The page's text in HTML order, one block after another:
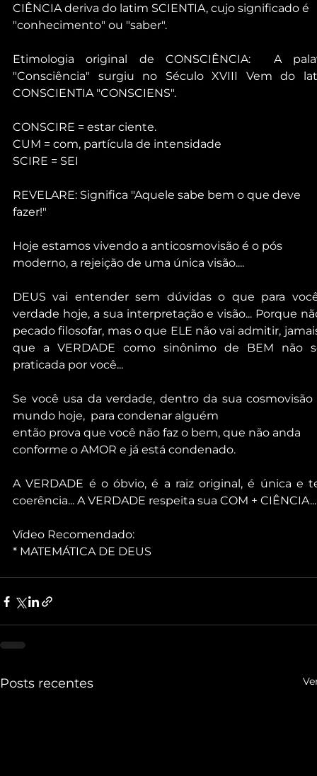
CIÊNCIA deriva do latim SCIENTIA, cujo significado é
"conhecimento" ou "saber".
Etimologia original de CONSCIÊNCIA:  A
"Consciência" surgiu no Século XVIII Vem do
CONSCIENTIA "CONSCIENS".
CONSCIRE = estar ciente.
CUM = com, partícula de intensidade
SCIRE = SEI
REVELARE: Significa "Aquele sabe bem o que deve
fazer!"
Hoje estamos vivendo a anticosmovisão é o pós
moderno, a rejeição de uma única visão....
DEUS vai entender sem dúvidas o que para
verdade hoje, a sua interpretação e visão... Porque
pecado filosofar, mas o que ELE não vai admitir,
que a VERDADE como sinônimo de BEM não
praticada por você...
Se você usa da verdade, dentro da sua cosmovisão
mundo hoje,  para condenar alguém
então prova que você não faz o bem, que não anda
conforme o AMOR e já está condenado.
A VERDADE é o óbvio, é a raiz original, é única e
coerência... A VERDADE respeita sua COM + CIÊNCIA...
Vídeo Recomendado:
* MATEMÁTICA DE DEUS
Posts recentes